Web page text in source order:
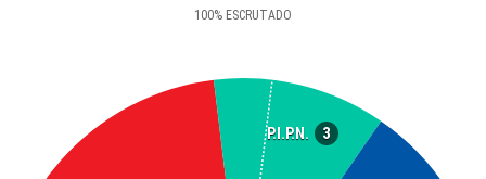
100% ESCRUTADO
P.I.P.N. 3